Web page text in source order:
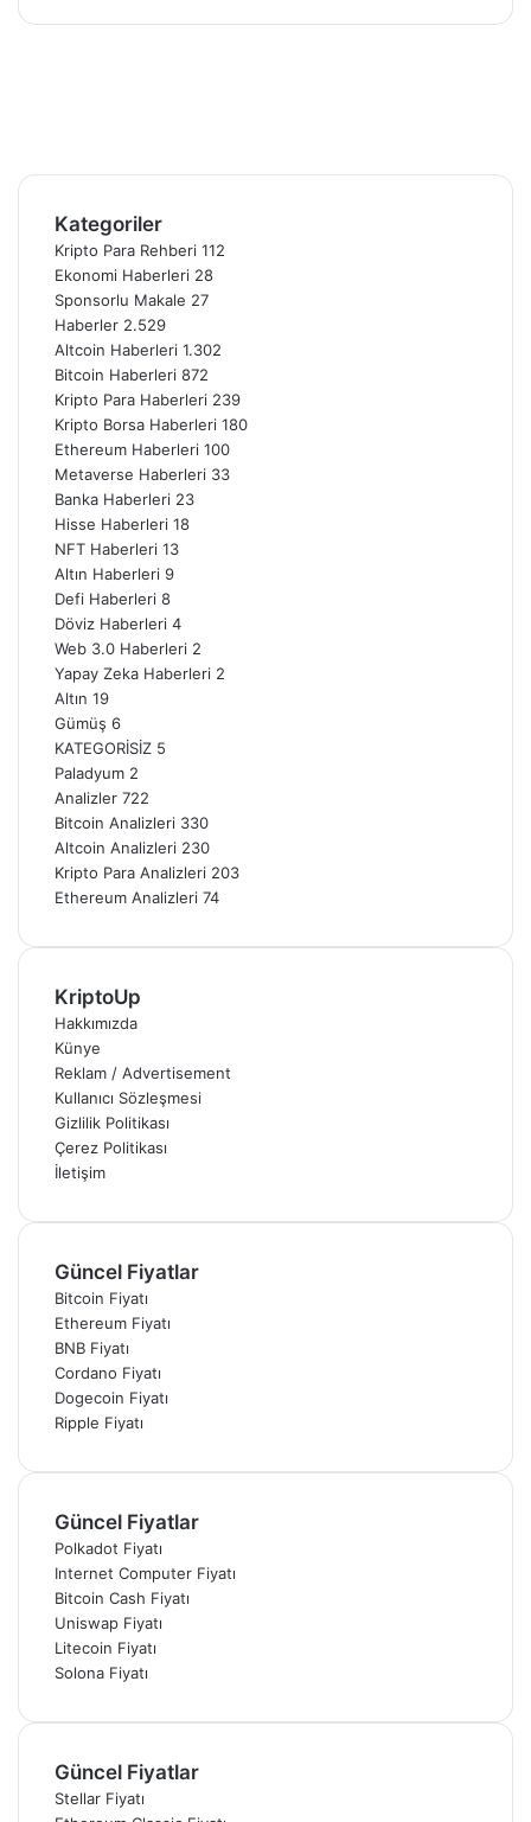
Kategoriler
Kripto Para Rehberi 112
Ekonomi Haberleri 28
Sponsorlu Makale 27
Haberler 2.529
Altcoin Haberleri 1.302
Bitcoin Haberleri 872
Kripto Para Haberleri 239
Kripto Borsa Haberleri 180
Ethereum Haberleri 100
Metaverse Haberleri 33
Banka Haberleri 23
Hisse Haberleri 18
NFT Haberleri 13
Altın Haberleri 9
Defi Haberleri 8
Döviz Haberleri 4
Web 3.0 Haberleri 2
Yapay Zeka Haberleri 2
Altın 19
Gümüş 6
KATEGORİSİZ 5
Paladyum 2
Analizler 722
Bitcoin Analizleri 330
Altcoin Analizleri 230
Kripto Para Analizleri 203
Ethereum Analizleri 74
KriptoUp
Hakkımızda
Künye
Reklam / Advertisement
Kullanıcı Sözleşmesi
Gizlilik Politikası
Çerez Politikası
İletişim
Güncel Fiyatlar
Bitcoin Fiyatı
Ethereum Fiyatı
BNB Fiyatı
Cordano Fiyatı
Dogecoin Fiyatı
Ripple Fiyatı
Güncel Fiyatlar
Polkadot Fiyatı
Internet Computer Fiyatı
Bitcoin Cash Fiyatı
Uniswap Fiyatı
Litecoin Fiyatı
Solona Fiyatı
Güncel Fiyatlar
Stellar Fiyatı